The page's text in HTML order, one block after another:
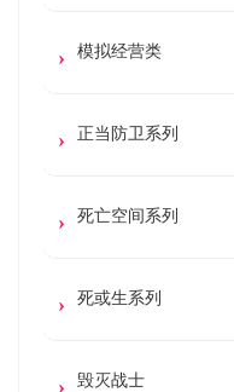
模拟经营类
正当防卫系列
死亡空间系列
死或生系列
毁灭战士